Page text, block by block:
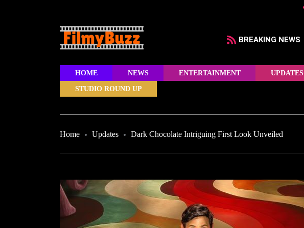
BREAKING NEWS
HOME NEWS ENTERTAINMENT UPDATES
STUDIO ROUND UP
Home Updates Dark Chocolate Intriguing First Look Unveiled